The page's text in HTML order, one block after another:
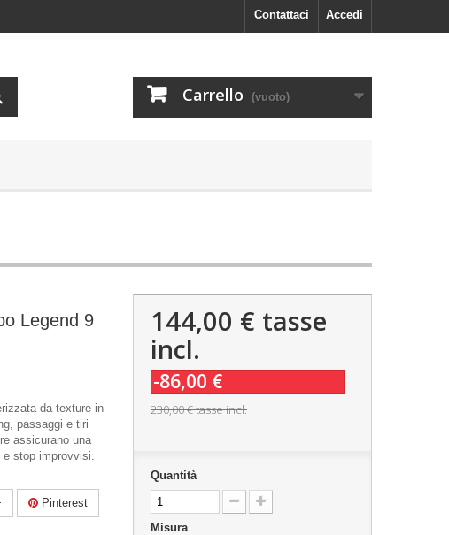
Accedi
Contattaci
Carrello (vuoto)
Legend 9
da texture in
passaggi e tiri
assicurano una
e stop improvvisi.
Pinterest
144,00 € tasse
incl.
-86,00 €
230,00 €tasse incl.
Quantità
Misura